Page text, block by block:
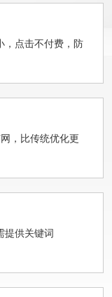
，点击不付费，防
，比传统优化更
提供关键词